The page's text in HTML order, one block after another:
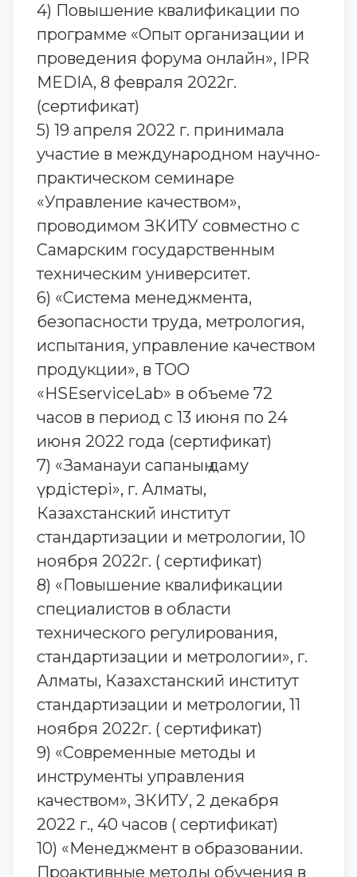
4) Повышение квалификации по
программе «Опыт организации и
проведения форума онлайн», IPR
MEDIA, 8 февраля 2022г.
(сертификат)
5) 19 апреля 2022 г. принимала
участие в международном научно-
практическом семинаре
«Управление качеством»,
проводимом ЗКИТУ совместно с
Самарским государственным
техническим университет.
6) «Система менеджмента,
безопасности труда, метрология,
испытания, управление качеством
продукции», в ТОО
«HSEserviceLab» в объеме 72
часов в период с 13 июня по 24
июня 2022 года (сертификат)
7) «Заманауи сапаның даму
үрдістері», г. Алматы,
Казахстанский институт
стандартизации и метрологии, 10
ноября 2022г. ( сертификат)
8) «Повышение квалификации
специалистов в области
технического регулирования,
стандартизации и метрологии», г.
Алматы, Казахстанский институт
стандартизации и метрологии, 11
ноября 2022г. ( сертификат)
9) «Современные методы и
инструменты управления
качеством», ЗКИТУ, 2 декабря
2022 г., 40 часов ( сертификат)
10) «Менеджмент в образовании.
Проактивные методы обучения в